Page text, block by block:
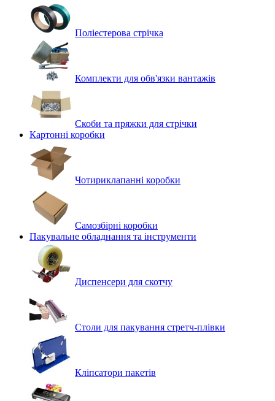
Поліестерова стрічка
Комплекти для обв'язки вантажів
Скоби та пряжки для стрічки
Картонні коробки
Чотириклапанні коробки
Самозбірні коробки
Пакувальне обладнання та інструменти
Диспенсери для скотчу
Столи для пакування стретч-плівки
Кліпсатори пакетів